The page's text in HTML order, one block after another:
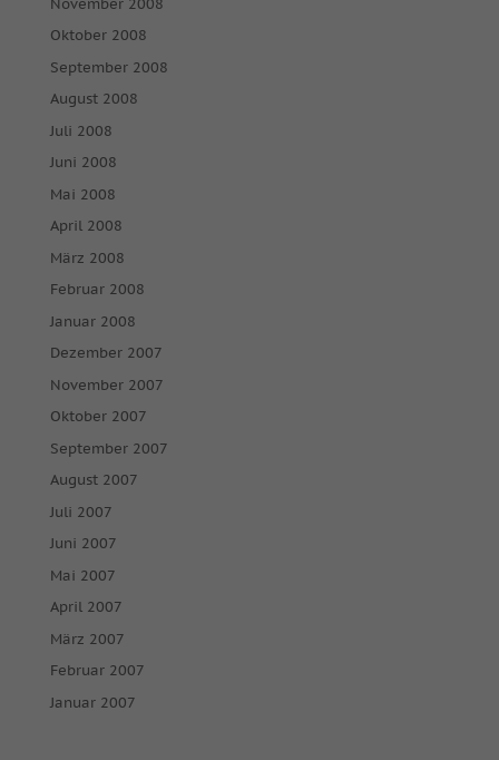
Oktober 2008
September 2008
August 2008
Juli 2008
Juni 2008
Mai 2008
April 2008
März 2008
Februar 2008
Januar 2008
Dezember 2007
November 2007
Oktober 2007
September 2007
August 2007
Juli 2007
Juni 2007
Mai 2007
April 2007
März 2007
Februar 2007
Januar 2007